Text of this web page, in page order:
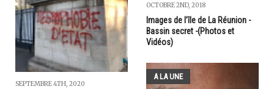
SEPTEMBRE 4TH, 2020
OCTOBRE 2ND, 2018
Images de l’île de La Réunion -
Bassin secret -(Photos et
Vidéos)
A LA UNE